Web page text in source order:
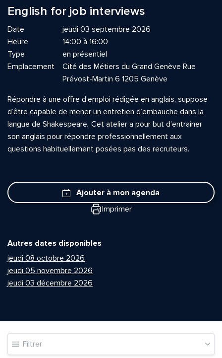
English for job interviews
Date
jeudi 03 septembre 2026
Heure
14:00 à 16:00
Type
en présentiel
Emplacement
Cité des Métiers du Grand Genève Rue
Prévost-Martin 6 1205 Genève
Répondre à une offre d’emploi rédigée en anglais, suppose
d’être capable de mener un entretien d’embauche dans la
langue de Shakespeare. Cet atelier a pour but d’entraîner
son anglais pour répondre professionnellement aux
questions habituellement posées pas des recruteurs.
Ajouter à mon agenda
Imprimer
Autres dates disponibles
jeudi 08 octobre 2026
jeudi 05 novembre 2026
jeudi 03 décembre 2026
Filtrer